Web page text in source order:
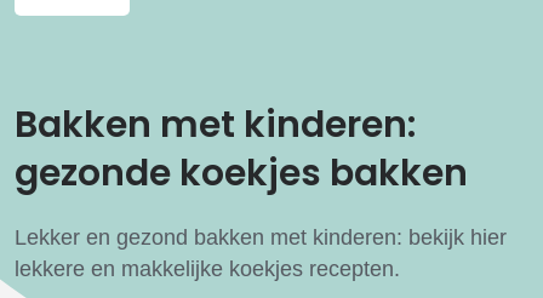
Bakken met kinderen:
gezonde koekjes bakken
Lekker en gezond bakken met kinderen: bekijk hier
lekkere en makkelijke koekjes recepten.